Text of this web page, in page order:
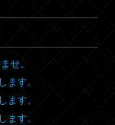
せ。
ます。
ます。
ます。